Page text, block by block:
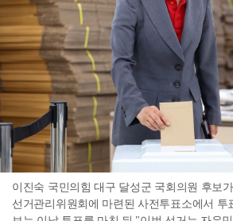
이진숙 국민의힘 대구 달성군 국회의원 후보
선거관리위원회에 마련된 사전투표소에서 투